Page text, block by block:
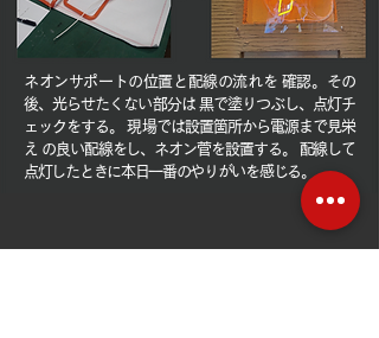
ネオンサポートの位置と配線の流れを 確認。その
後、光らせたくない部分は 黒で塗りつぶし、点灯チ
ェックをする。 現場では設置箇所から電源まで見栄
え の良い配線をし、ネオン菅を設置する。 配線して
点灯したときに本日一番のやりがいを感じる。